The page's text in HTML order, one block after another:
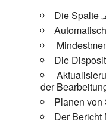
Die Spalte
Die
der
Planen von
Der Bericht